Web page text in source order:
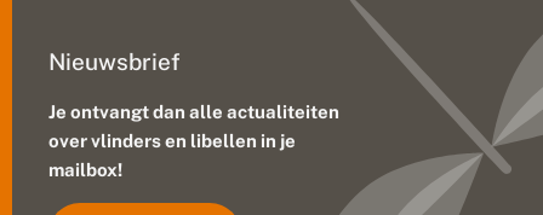
Nieuwsbrief
Je ontvangt dan alle actualiteiten
over vlinders en libellen in je
mailbox!